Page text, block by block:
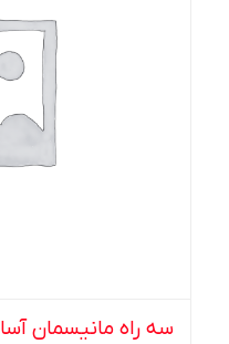
سه راه مانیسمان آسا ASA